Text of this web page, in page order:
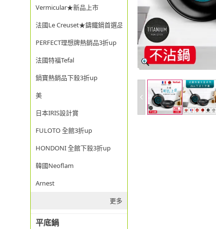
Vermicular★新品上市
法國Le Creuset★鑄鐵鍋首選品牌
PERFECT理想牌熱銷品3折up
法國特福Tefal
鍋寶熱銷品下殺3折up
美
日本IRIS設計賞
FULOTO 全館3折up
HONDONI 全館下殺3折up
韓國Neoflam
Arnest
更多
平底鍋